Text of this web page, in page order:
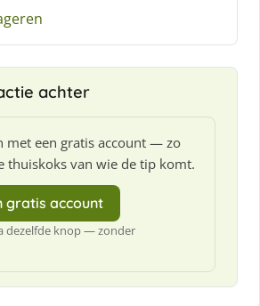
achter
met een gratis account — zo
thuiskoks van wie de tip komt.
gratis account
dezelfde knop — zonder